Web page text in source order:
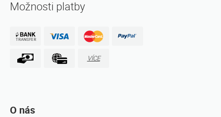
Možnosti platby
VÍCE
O nás